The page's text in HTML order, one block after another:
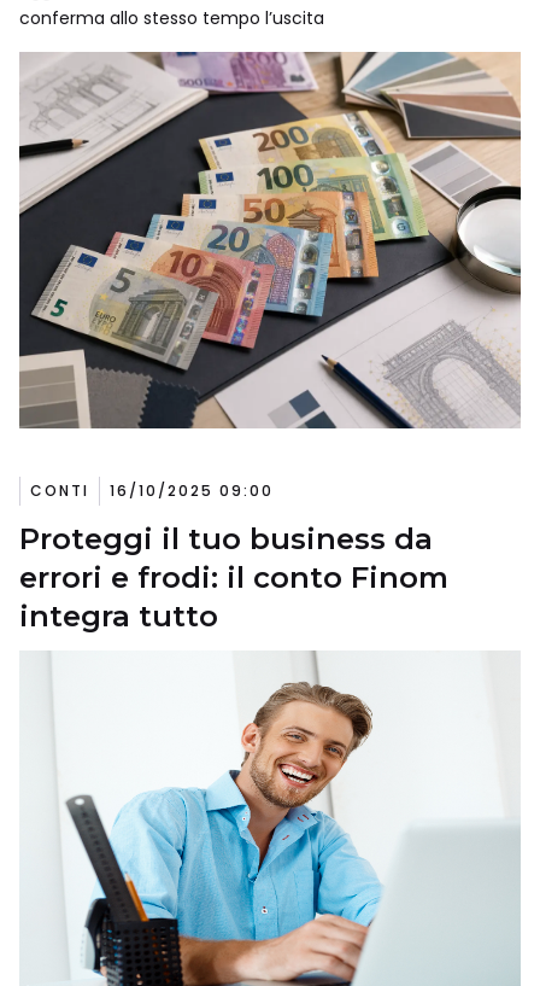
conferma allo stesso tempo l’uscita
CONTI 16/10/2025 09:00
Proteggi il tuo business da
errori e frodi: il conto Finom
integra tutto